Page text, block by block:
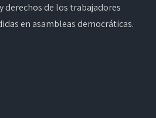
derechos de los trabajadores
en asambleas democráticas.